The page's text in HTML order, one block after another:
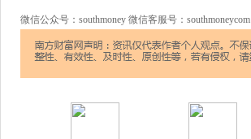
微信公众号：southmoney 微信客服号：southmoneycom